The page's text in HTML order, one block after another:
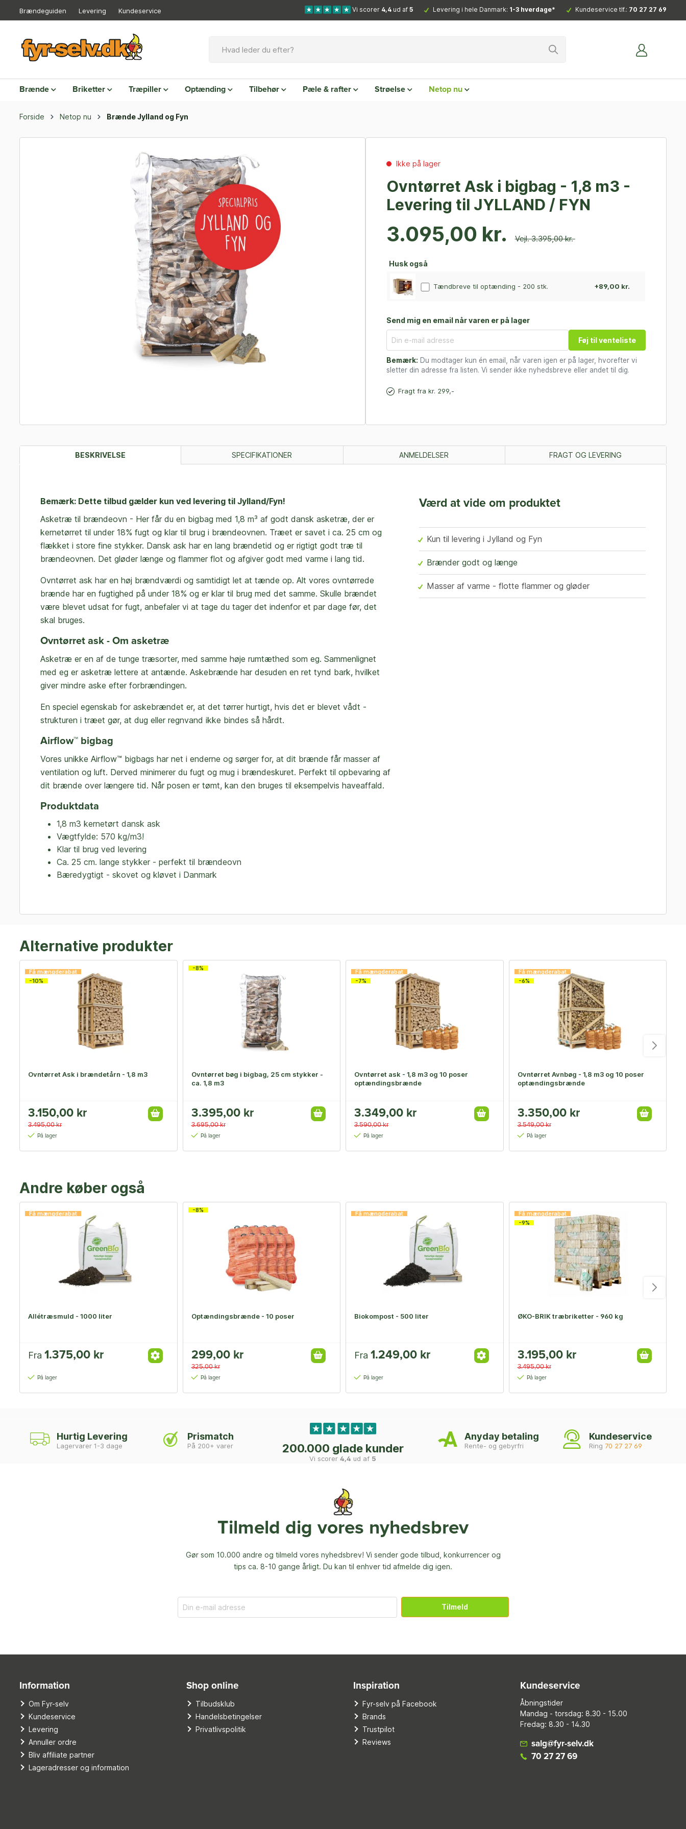
Brændeguiden Levering Kundeservice Vi scorer 4,4 ud af 5 Levering i hele Danmark: 1-3 hverdage* Kundeservice tlf.: 70 27 27 69
Brænde Briketter Træpiller Optænding Tilbehør Pæle & rafter Strøelse Netop nu
Forside Netop nu Brænde Jylland og Fyn
Ikke på lager
Ovntørret Ask i bigbag - 1,8 m3 -
Levering til JYLLAND / FYN
3.095,00 kr. Vejl. 3.395,00 kr.
Husk også
Tændbreve til optænding - 200 stk. +89,00 kr.
Send mig en email når varen er på lager
Føj til venteliste
Bemærk: Du modtager kun én email, når varen igen er på lager, hvorefter vi
sletter din adresse fra listen. Vi sender ikke nyhedsbreve eller andet til dig.
Fragt fra kr. 299,-
BESKRIVELSE SPECIFIKATIONER ANMELDELSER FRAGT OG LEVERING
Bemærk: Dette tilbud gælder kun ved levering til Jylland/Fyn!
Asketræ til brændeovn - Her får du en bigbag med 1,8 m³ af godt dansk asketræ, der er
kernetørret til under 18% fugt og klar til brug i brændeovnen. Træet er savet i ca. 25 cm og
flækket i store fine stykker. Dansk ask har en lang brændetid og er rigtigt godt træ til
brændeovnen. Det gløder længe og flammer flot og afgiver godt med varme i lang tid.
Ovntørret ask har en høj brændværdi og samtidigt let at tænde op. Alt vores ovntørrede
brænde har en fugtighed på under 18% og er klar til brug med det samme. Skulle brændet
være blevet udsat for fugt, anbefaler vi at tage du tager det indenfor et par dage før, det
skal bruges.
Ovntørret ask - Om asketræ
Asketræ er en af de tunge træsorter, med samme høje rumtæthed som eg. Sammenlignet
med eg er asketræ lettere at antænde. Askebrænde har desuden en ret tynd bark, hvilket
giver mindre aske efter forbrændingen.
En speciel egenskab for askebrændet er, at det tørrer hurtigt, hvis det er blevet vådt -
strukturen i træet gør, at dug eller regnvand ikke bindes så hårdt.
Airflow™ bigbag
Vores unikke Airflow™ bigbags har net i enderne og sørger for, at dit brænde får masser af
ventilation og luft. Derved minimerer du fugt og mug i brændeskuret. Perfekt til opbevaring af
dit brænde over længere tid. Når posen er tømt, kan den bruges til eksempelvis haveaffald.
Produktdata
1,8 m3 kernetørt dansk ask
Vægtfylde: 570 kg/m3!
Klar til brug ved levering
Ca. 25 cm. lange stykker - perfekt til brændeovn
Bæredygtigt - skovet og kløvet i Danmark
Værd at vide om produktet
Kun til levering i Jylland og Fyn
Brænder godt og længe
Masser af varme - flotte flammer og gløder
Alternative produkter
Få mængderabat
-10%
Ovntørret Ask i brændetårn - 1,8 m3
3.150,00 kr
3.495,00 kr
På lager
-8%
Ovntørret bøg i bigbag, 25 cm stykker -
ca. 1,8 m3
3.395,00 kr
3.695,00 kr
På lager
Få mængderabat
-7%
Ovntørret ask - 1,8 m3 og 10 poser
optændingsbrænde
3.349,00 kr
3.590,00 kr
På lager
Få mængderabat
-6%
Ovntørret Avnbøg - 1,8 m3 og 10 poser
optændingsbrænde
3.350,00 kr
3.549,00 kr
På lager
Andre køber også
Få mængderabat
Allétræsmuld - 1000 liter
Fra 1.375,00 kr
På lager
-8%
Optændingsbrænde - 10 poser
299,00 kr
325,00 kr
På lager
Få mængderabat
Biokompost - 500 liter
Fra 1.249,00 kr
På lager
Få mængderabat
-9%
ØKO-BRIK træbriketter - 960 kg
3.195,00 kr
3.495,00 kr
På lager
Hurtig Levering
Lagervarer 1-3 dage
Prismatch
På 200+ varer 200.000 glade kunder
Vi scorer4,4 ud af 5
Anyday betaling
Rente- og gebyrfri
Kundeservice
Ring 70 27 27 69
Tilmeld dig vores nyhedsbrev
Gør som 10.000 andre og tilmeld vores nyhedsbrev! Vi sender gode tilbud, konkurrencer og
tips ca. 8-10 gange årligt. Du kan til enhver tid afmelde dig igen.
Tilmeld
Information
Om Fyr-selv
Kundeservice
Levering
Annuller ordre
Bliv affiliate partner
Lageradresser og information
Shop online
Tilbudsklub
Handelsbetingelser
Privatlivspolitik
Inspiration
Fyr-selv på Facebook
Brands
Trustpilot
Reviews
Kundeservice
Åbningstider
Mandag - torsdag: 8.30 - 15.00
Fredag: 8.30 - 14.30
salg@fyr-selv.dk
70 27 27 69